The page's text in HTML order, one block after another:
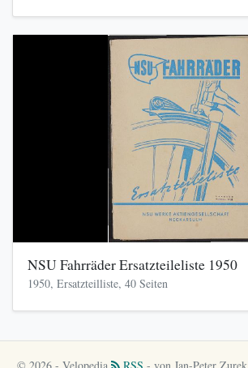
NSU Fahrräder Ersatzteileliste 1950
1950, Ersatzteilliste, 40 Seiten